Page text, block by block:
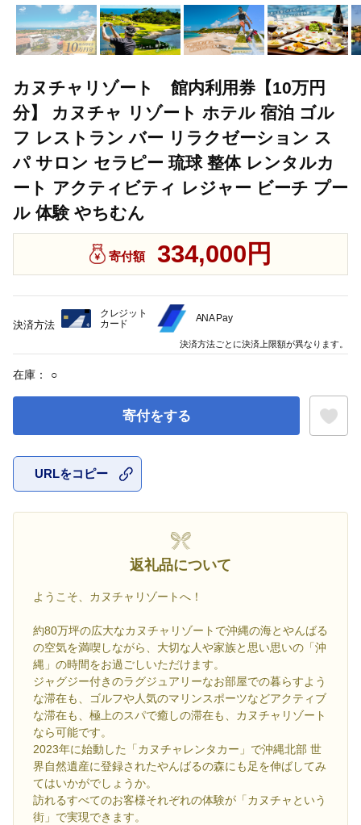
カヌチャリゾート 館内利用券【10万円
分】 カヌチャ リゾート ホテル 宿泊 ゴル
フ レストラン バー リラクゼーション ス
パ サロン セラピー 琉球 整体 レンタルカ
ート アクティビティ レジャー ビーチ プー
ル 体験 やちむん
寄付額 334,000円
在庫： ○
寄付をする
URLをコピー
返礼品について
ようこそ、カヌチャリゾートへ！
約80万坪の広大なカヌチャリゾートで沖縄の海とやんばる
の空気を満喫しながら、大切な人や家族と思い思いの「沖
縄」の時間をお過ごしいただけます。
ジャグジー付きのラグジュアリーなお部屋での暮らすよう
な滞在も、ゴルフや人気のマリンスポーツなどアクティブ
な滞在も、極上のスパで癒しの滞在も、カヌチャリゾート
なら可能です。
2023年に始動した「カヌチャレンタカー」で沖縄北部 世
界自然遺産に登録されたやんばるの森にも足を伸ばしてみ
てはいかがでしょうか。
訪れるすべてのお客様それぞれの体験が「カヌチャという
街」で実現できます。
決済方法
クレジット
カード
ANA Pay
決済方法ごとに決済上限額が異なります。